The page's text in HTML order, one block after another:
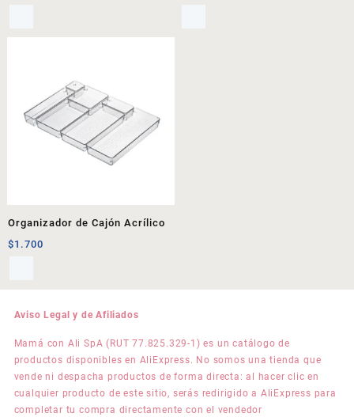
Organizador de Cajón Acrílico
$1.700
Aviso Legal y de Afiliados
Mamá con Ali SpA (RUT 77.825.329-1) es un catálogo de
productos disponibles en AliExpress. No somos una tienda que
vende ni despacha productos de forma directa: al hacer clic en
cualquier producto de este sitio, serás redirigido a AliExpress para
completar tu compra directamente con el vendedor